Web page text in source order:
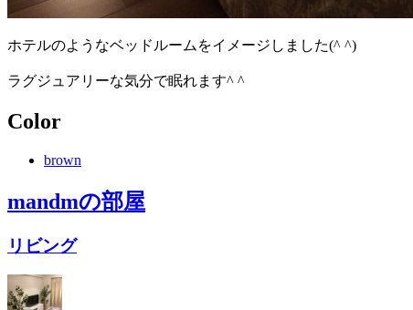
ホテルのようなベッドルームをイメージしました(^ ^)
ラグジュアリーな気分で眠れます^ ^
Color
brown
mandmの部屋
リビング